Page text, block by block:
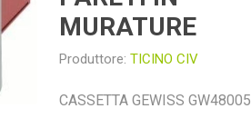
MURATURE
Produttore: TICINO CIV
CASSETTA GEWISS GW48005